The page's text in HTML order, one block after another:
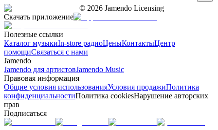
© 2026 Jamendo Licensing
Скачать приложение
Полезные ссылки
Каталог музыкиIn-store радиоЦеныКонтактыЦентр
помощиСвязаться с нами
Jamendo
Jamendo для артистовJamendo Music
Правовая информация
Общие условия использованияУсловия продажиПолитика
конфиденциальностиПолитика cookiesНарушение авторских
прав
Подписаться